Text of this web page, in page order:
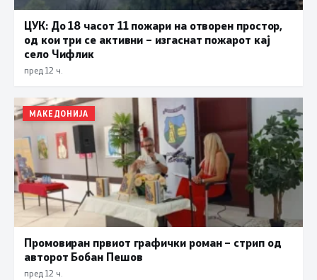
ЦУК: До 18 часот 11 пожари на отворен простор,
од кои три се активни – изгаснат пожарот кај
село Чифлик
пред 12 ч.
МАКЕДОНИЈА
Промовиран првиот графички роман – стрип од
авторот Бобан Пешов
пред 12 ч.